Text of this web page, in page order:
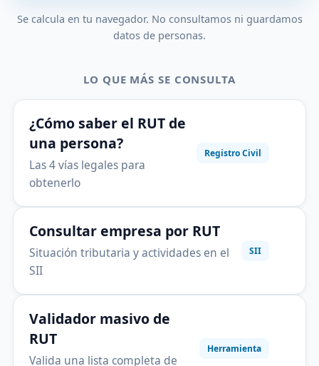
Se calcula en tu navegador. No consultamos ni guardamos
datos de personas.
LO QUE MÁS SE CONSULTA
¿Cómo saber el RUT de
una persona?
Las 4 vías legales para
obtenerlo
Registro Civil
Consultar empresa por RUT
Situación tributaria y actividades en el
SII
SII
Validador masivo de
RUT
Valida una lista completa de
Herramienta